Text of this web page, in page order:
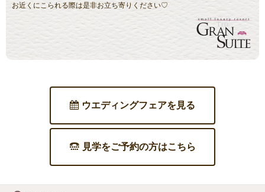
お近くにこられる際は是非お立ち寄りください♡
ウエディングフェアを見る
見学をご予約の方はこちら